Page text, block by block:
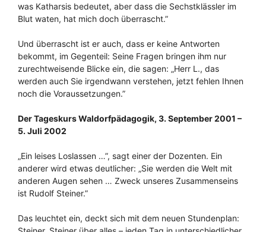
was Katharsis bedeutet, aber dass die Sechstklässler im
Blut waten, hat mich doch überrascht.”
Und überrascht ist er auch, dass er keine Antworten
bekommt, im Gegenteil: Seine Fragen bringen ihm nur
zurechtweisende Blicke ein, die sagen: „Herr L., das
werden auch Sie irgendwann verstehen, jetzt fehlen Ihnen
noch die Voraussetzungen.”
Der Tageskurs Waldorfpädagogik, 3. September 2001 –
5. Juli 2002
„Ein leises Loslassen …”, sagt einer der Dozenten. Ein
anderer wird etwas deutlicher: „Sie werden die Welt mit
anderen Augen sehen … Zweck unseres Zusammenseins
ist Rudolf Steiner.”
Das leuchtet ein, deckt sich mit dem neuen Stundenplan: